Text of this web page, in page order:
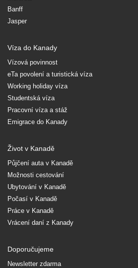
Banff
Jasper
Víza do Kanady
Vízová povinnost
eTa povolení a turistická víza
Working holiday víza
Studentská víza
Pracovní víza a stáž
Emigrace do Kanady
Život v Kanadě
Půjčení auta v Kanadě
Možnosti cestování
Ubytování v Kanadě
Počasí v Kanadě
Práce v Kanadě
Vrácení daní z Kanady
Doporučujeme
Newsletter zdarma